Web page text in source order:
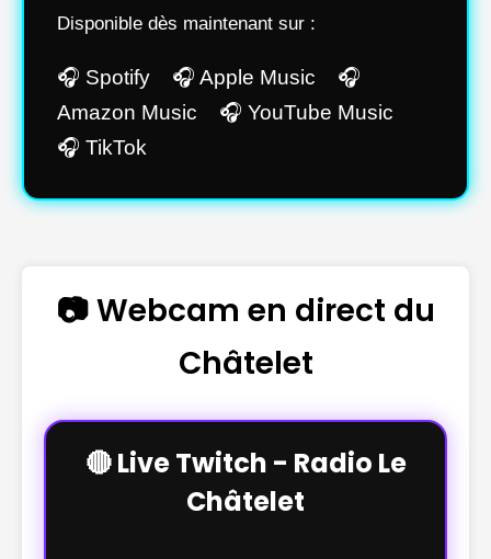
Disponible dès maintenant sur :
🎧 Spotify 🎧 Apple Music 🎧
Amazon Music 🎧 YouTube Music
🎧 TikTok
📷 Webcam en direct du
Châtelet
🔴 Live Twitch - Radio Le
Châtelet